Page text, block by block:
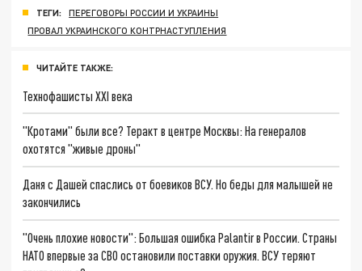
ТЕГИ:
ПЕРЕГОВОРЫ РОССИИ И УКРАИНЫ
ПРОВАЛ УКРАИНСКОГО КОНТРНАСТУПЛЕНИЯ
ЧИТАЙТЕ ТАКЖЕ:
Технофашисты XXI века
"Кротами" были все? Теракт в центре Москвы: На генералов
охотятся "живые дроны"
Даня с Дашей спаслись от боевиков ВСУ. Но беды для малышей не
закончились
"Очень плохие новости": Большая ошибка Palantir в России. Страны
НАТО впервые за СВО остановили поставки оружия. ВСУ теряют